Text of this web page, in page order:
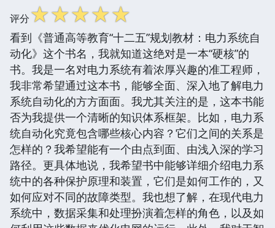
评分☆☆☆☆☆
看到《普通高等教育“十二五”规划教材：电力系统自
动化》这个书名，我就知道这绝对是一本“硬核”的
书。我是一名对电力系统有着浓厚兴趣的准工程师，
我非常希望通过这本书，能够全面、深入地了解电力
系统自动化的方方面面。我尤其关注的是，这本书能
否为我提供一个清晰的知识体系框架。比如，电力系
统自动化究竟包含哪些核心内容？它们之间的关系是
怎样的？我希望能有一个由点到面、由浅入深的学习
路径。更具体地说，我希望书中能够详细介绍电力系
统中的各种保护原理和装置，它们是如何工作的，又
如何应对不同的故障类型。我也想了解，在现代电力
系统中，数据采集和处理扮演着怎样的角色，以及如